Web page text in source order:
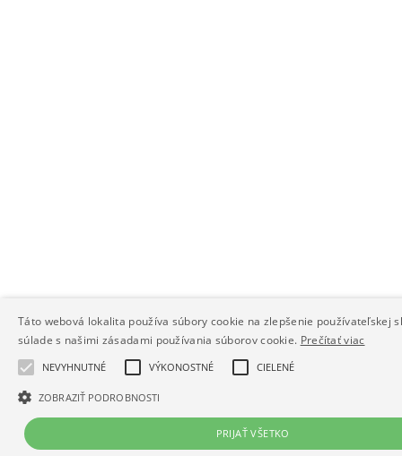
Táto webová lokalita používa súbory cookie na zlepšenie používateľskej
súlade s našimi zásadami používania súborov cookie. Prečítať viac
NEVYHNUTNÉ VÝKONOSTNÉ CIELENÉ
ZOBRAZIŤ PODROBNOSTI
PRIJAŤ VŠETKO